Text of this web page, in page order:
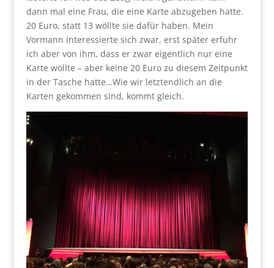
dann mal eine Frau, die eine Karte abzugeben hatte.
20 Euro, statt 13 wöllte sie dafür haben. Mein
Vormann interessierte sich zwar, erst später erfuhr
ich aber von ihm, dass er zwar eigentlich nur eine
Karte wöllte – aber keine 20 Euro zu diesem Zeitpunkt
in der Tasche hatte…Wie wir letztendlich an die
Karten gekommen sind, kommt gleich.